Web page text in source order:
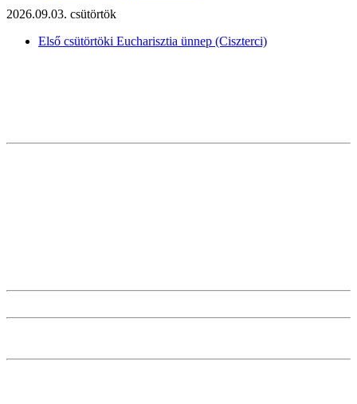
2026.09.03. csütörtök
Első csütörtöki Eucharisztia ünnep (Ciszterci)